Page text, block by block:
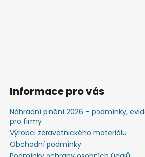
Informace pro vás
Náhradní plnění 2026 – podmínky,
pro firmy
Výrobci zdravotnického materiálu
Obchodní podmínky